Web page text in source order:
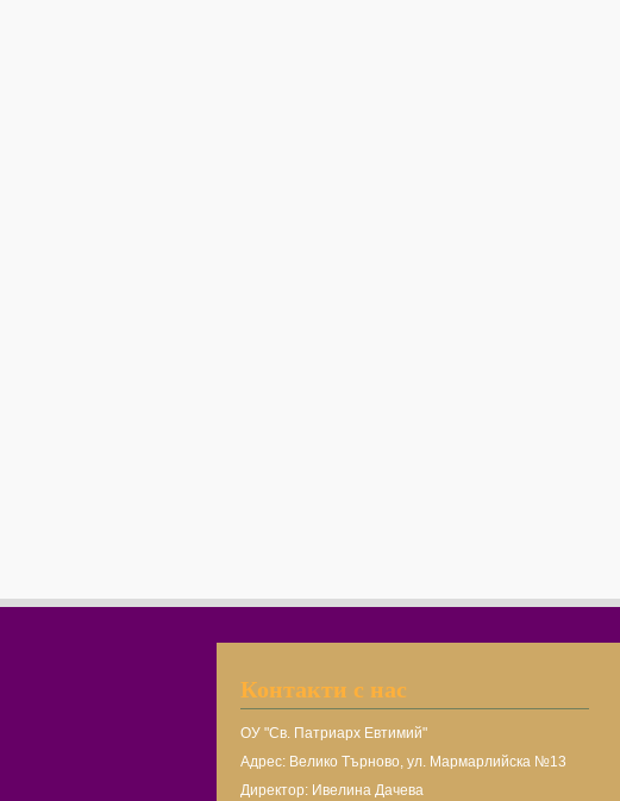
Контакти с нас
ОУ "Св. Патриарх Евтимий"
Адрес: Велико Търново, ул. Мармарлийска №13
Директор: Ивелина Дачева